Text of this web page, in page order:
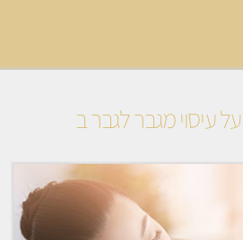
עיסוי מגבר לגבר ב